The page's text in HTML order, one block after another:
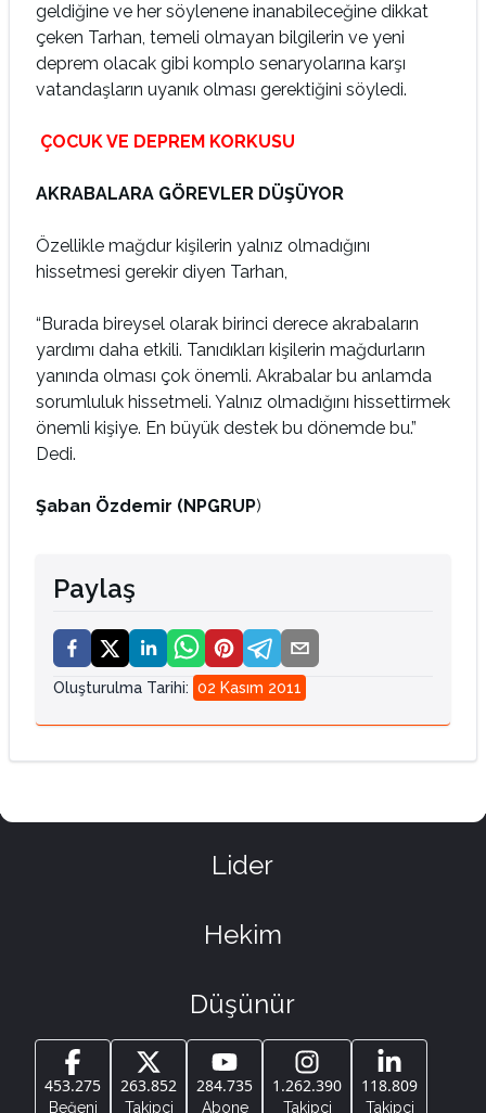
geldiğine ve her söylenene inanabileceğine dikkat
çeken Tarhan, temeli olmayan bilgilerin ve yeni
deprem olacak gibi komplo senaryolarına karşı
vatandaşların uyanık olması gerektiğini söyledi.
ÇOCUK VE DEPREM KORKUSU
AKRABALARA GÖREVLER DÜŞÜYOR
Özellikle mağdur kişilerin yalnız olmadığını
hissetmesi gerekir diyen Tarhan,
“Burada bireysel olarak birinci derece akrabaların
yardımı daha etkili. Tanıdıkları kişilerin mağdurların
yanında olması çok önemli. Akrabalar bu anlamda
sorumluluk hissetmeli. Yalnız olmadığını hissettirmek
önemli kişiye. En büyük destek bu dönemde bu.”
Dedi.
Şaban Özdemir (NPGRUP)
Paylaş
Oluşturulma Tarihi: 02 Kasım 2011
Lider
Hekim
Düşünür
453.275
Beğeni
263.852
Takipçi
284.735
Abone
1.262.390
Takipçi
118.809
Takipçi